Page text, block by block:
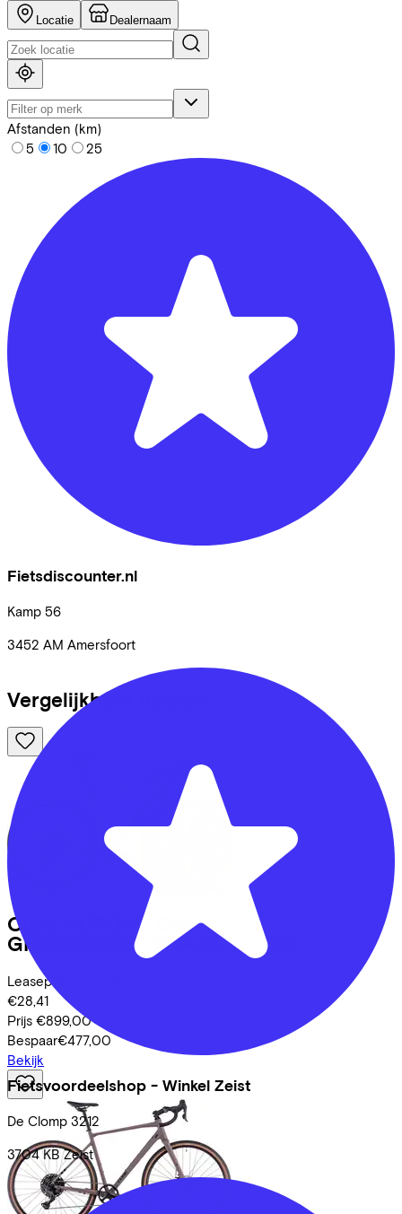
Locatie Dealernaam
Afstanden (km)
5
10 25
Fietsdiscounter.nl
Kamp 56
3452 AM Amersfoort
Fietsvoordeelshop - Winkel Zeist
De Clomp 3212
3704 KB Zeist
Vergelijkbare fietsen
Cube
NUROAD ONE
GROVEGREEN/BLACK (2026)
Leaseprijs p/m vanaf
€28,41
Prijs €899,00
Bespaar€477,00
Bekijk